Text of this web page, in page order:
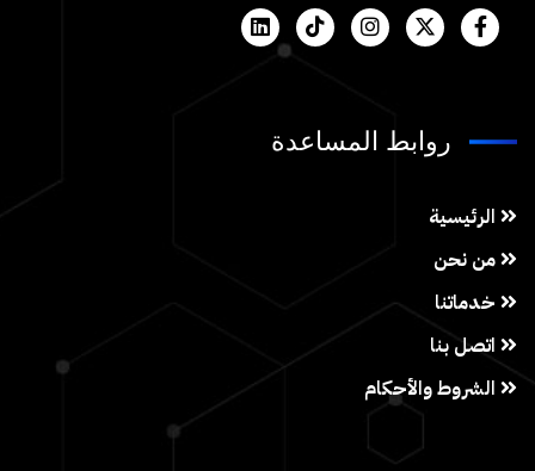
روابط المساعدة
الرئيسية
من نحن
خدماتنا
اتصل بنا
الشروط والأحكام